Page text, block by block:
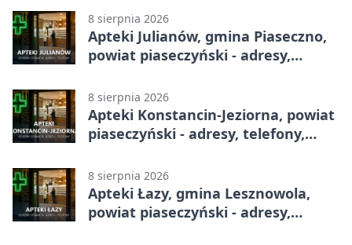
8 sierpnia 2026
Apteki Julianów, gmina Piaseczno,
powiat piaseczyński - adresy,
8 sierpnia 2026
Apteki Konstancin-Jeziorna, powiat
piaseczyński - adresy, telefony,
8 sierpnia 2026
Apteki Łazy, gmina Lesznowola,
powiat piaseczyński - adresy,